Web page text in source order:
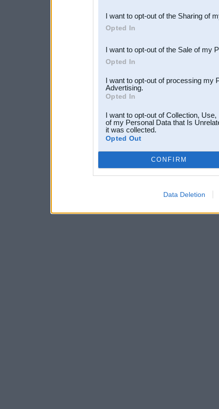
Downstream Participants
third parties.
I want to opt-out of the Sharing of
Opted In
I want to opt-out of the Sale of my
Opted In
I want to opt-out of processing my
Advertising.
Opted In
I want to opt-out of Collection,
of my Personal Data that Is
it was collected.
Opted Out
CONFIRM
Data Deletion